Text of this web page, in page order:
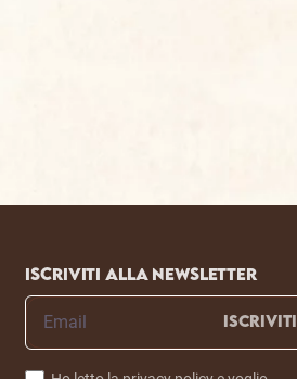
Iscriviti alla newsletter
ISCRIVITI